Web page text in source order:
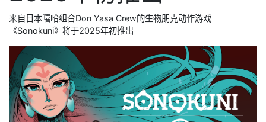
来自日本嘻哈组合Don Yasa Crew的生物朋克动作游戏
《Sonokuni》将于2025年初推出